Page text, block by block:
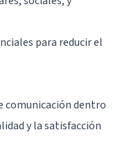
para reducir el
comunicación dentro
y la satisfacción